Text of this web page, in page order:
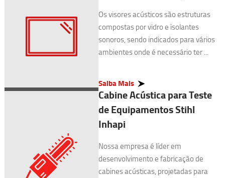
Os visores acústicos são estruturas
compostas por vidro e isolantes
sonoros, sendo indicados para vários
ambientes onde é necessário ter ...
Saiba Mais
Cabine Acústica para Teste
de Equipamentos Stihl
Inhapi
Nossa empresa é líder em
desenvolvimento e fabricação de
cabines acústicas, projetadas para